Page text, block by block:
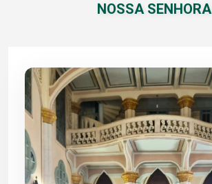
NOSSA SENHORA